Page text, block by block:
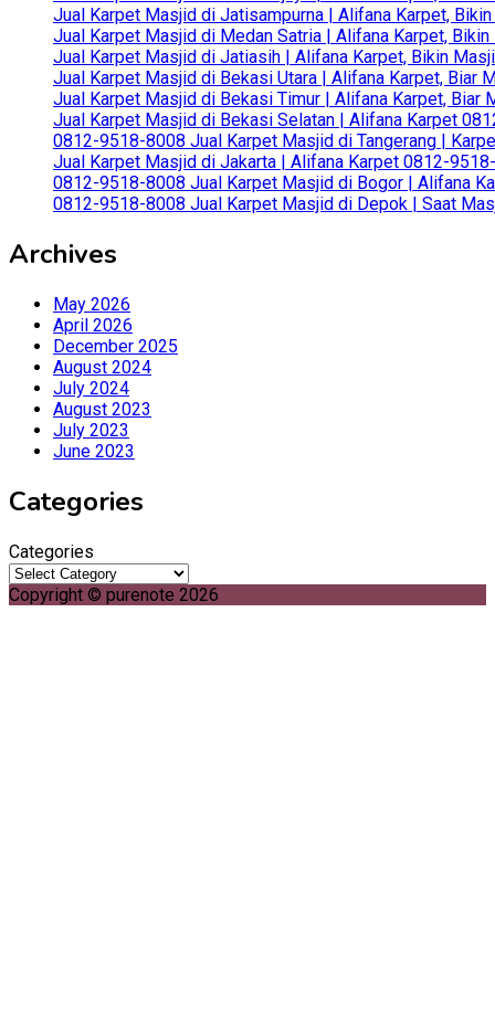
Jual Karpet Masjid di Jatisampurna | Alifana Karpet,
Jual Karpet Masjid di Medan Satria | Alifana Karpet,
Jual Karpet Masjid di Jatiasih | Alifana Karpet, Bikin
Jual Karpet Masjid di Bekasi Utara | Alifana Karpet, Biar
Jual Karpet Masjid di Bekasi Timur | Alifana Karpet, Biar
Jual Karpet Masjid di Bekasi Selatan | Alifana Karpet
0812-9518-8008 Jual Karpet Masjid di Tangerang |
Jual Karpet Masjid di Jakarta | Alifana Karpet 0812-
0812-9518-8008 Jual Karpet Masjid di Bogor | Alifana
0812-9518-8008 Jual Karpet Masjid di Depok | Saat
Archives
May 2026
April 2026
December 2025
August 2024
July 2024
August 2023
July 2023
June 2023
Categories
Categories
Copyright © purenote 2026